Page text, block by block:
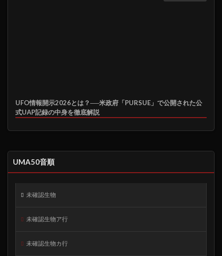
UFO情報開示2026とは？──米政府「PURSUE」で公開された公
式UAP記録の中身を徹底解説
UMA50音順
未確認生物
未確認生物ア行
未確認生物カ行